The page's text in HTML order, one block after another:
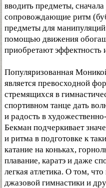
вводить предметы,
сопровождающие ритм
предметы для
помощью движения
приобретают эффектность
Популяризованная
является превосходной
стремящихся в
спортивном танце дать
и радость в
Бекман подчеркивает
и ритма в подготовке к
катание на коньках,
плавание, каратэ и даже
легкая атлетика. О том,
джазовой гимнастики и